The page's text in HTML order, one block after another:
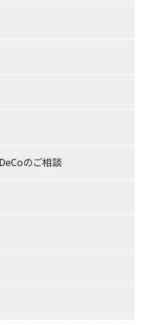
のご相談